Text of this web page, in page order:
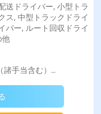
送ドライバー, 小型トラ
ス, 中型トラックドライ
バー, ルート回収ドライ
他
手当含む）...